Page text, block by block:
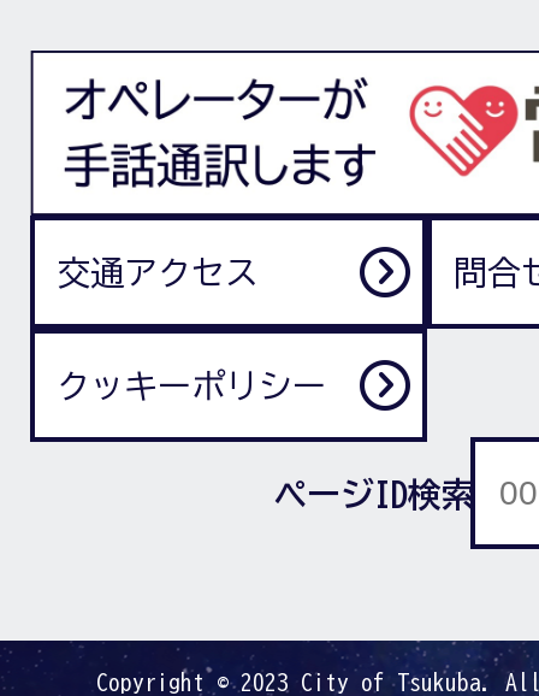
交通アクセス 問合
クッキーポリシー
ページID検索
Copyright © 2023 City of Tsukuba.